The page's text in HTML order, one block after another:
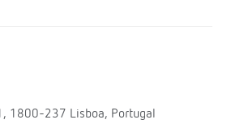
1800-237 Lisboa, Portugal